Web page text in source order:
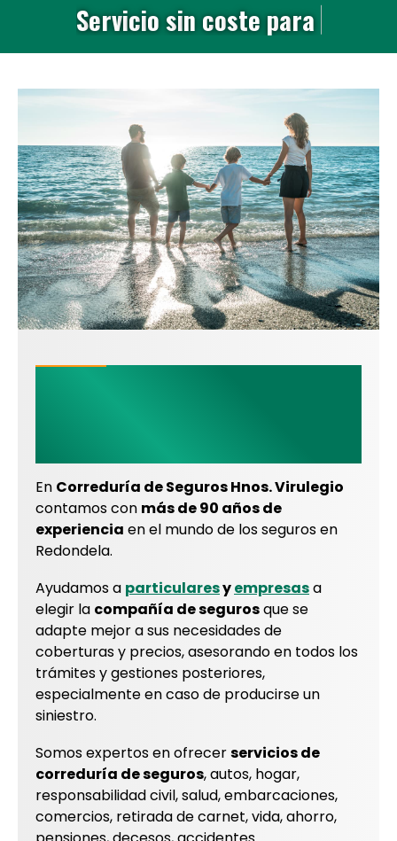
ciosincostepara elcli
En Correduría de Seguros Hnos. Virulegio
contamos con más de 90 años de
experiencia en el mundo de los seguros en
Redondela.
Ayudamos a particularesyempresasa
elegir la compañía de segurosque se
adapte mejor a sus necesidades de
coberturas y precios, asesorando en todos los
trámites y gestiones posteriores,
especialmente en caso de producirse un
siniestro.
Somos expertos en ofrecerservicios de
correduría de seguros, autos, hogar,
responsabilidad civil, salud, embarcaciones,
comercios, retirada de carnet, vida, ahorro,